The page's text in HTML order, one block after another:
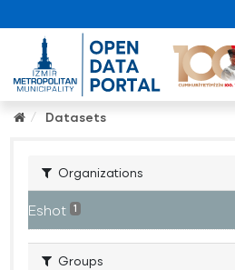
Datasets
Organizations
Eshot 1
Groups